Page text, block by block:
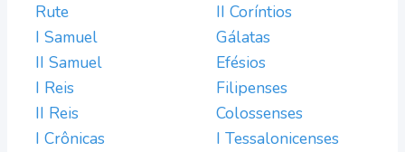
Rute
I Samuel
II Samuel
I Reis
II Reis
I Crônicas
II Coríntios
Gálatas
Efésios
Filipenses
Colossenses
I Tessalonicenses